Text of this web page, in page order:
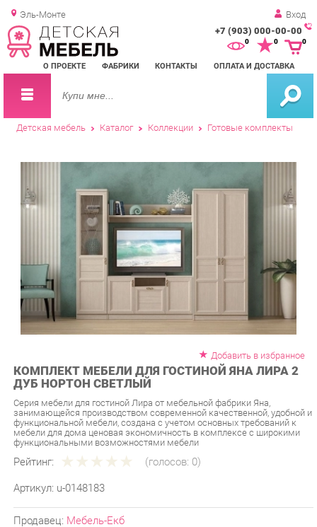
Эль-Монте Вход
+7 (903) 000-00-00
О ПРОЕКТЕ ФАБРИКИ КОНТАКТЫ ОПЛАТА И ДОСТАВКА
0 0
Детская мебель Каталог Коллекции Готовые комплекты
КОМПЛЕКТ МЕБЕЛИ ДЛЯ ГОСТИНОЙ ЯНА ЛИРА 2
ДУБ НОРТОН СВЕТЛЫЙ
Серия мебели для гостиной Лира от мебельной фабрики Яна,
функциональной мебели, создана с учетом основных требований к
мебели для дома ценовая экономичность в комплексе с широкими
функциональными возможностями мебели
Рейтинг: (голосов:0)
Артикул: u-0148183
Производитель:Яна